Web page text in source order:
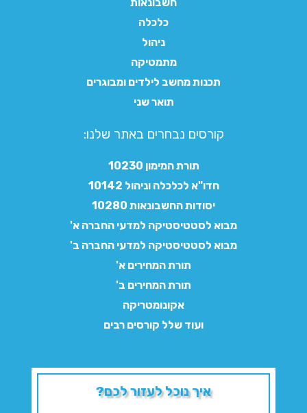
כלכלה
ניהול
מתמטיקה
תכנות מחשב לילדים ומבוגרים
תואר שני
קורסים נבחרים באתר שלנו:​
תורת המימון 10230
חדו"א לכלכלה וניהול 10142
יסודות החשבונאות 10280
מבוא לסטטיסטיקה למדעי החברה א'
מבוא לסטטיסטיקה למדעי החברה ב'
תורת המחירים א'
תורת המחירים ב'
אקונומטריקה
ועוד שלל קורסים רבים
איך נוכל לעזור לכם?